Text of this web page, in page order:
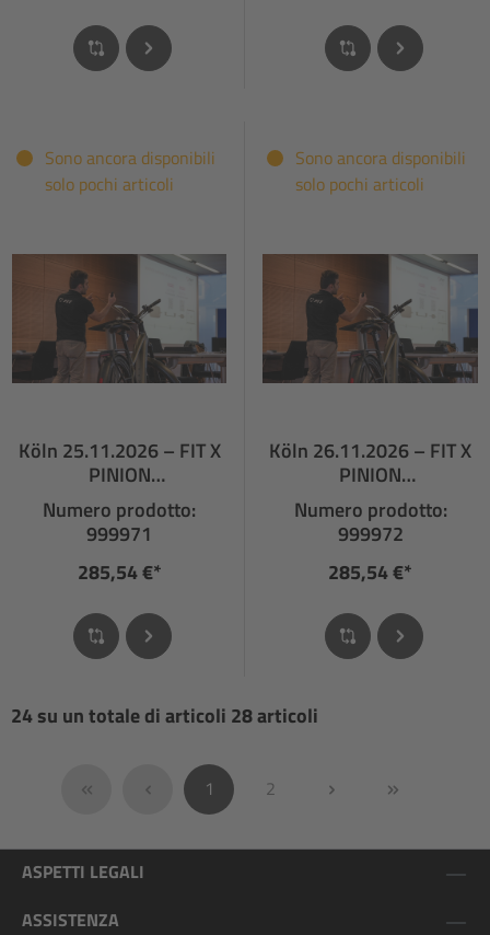
Sono ancora disponibili
solo pochi articoli
Köln 25.11.2026 – FIT X
PINION
FACHHÄNDLERSCHULU
NG
Numero prodotto:
999971
285,54 €*
Sono ancora disponibili
solo pochi articoli
Köln 26.11.2026 – FIT X
PINION
FACHHÄNDLERSCHULUN
G
Numero prodotto:
999972
285,54 €*
24 su un totale di articoli 28 articoli
Pagina
1 Pagina
2
ASPETTI LEGALI
ASSISTENZA